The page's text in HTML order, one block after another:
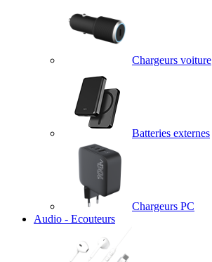
Chargeurs voiture
Batteries externes
Chargeurs PC
Audio - Ecouteurs